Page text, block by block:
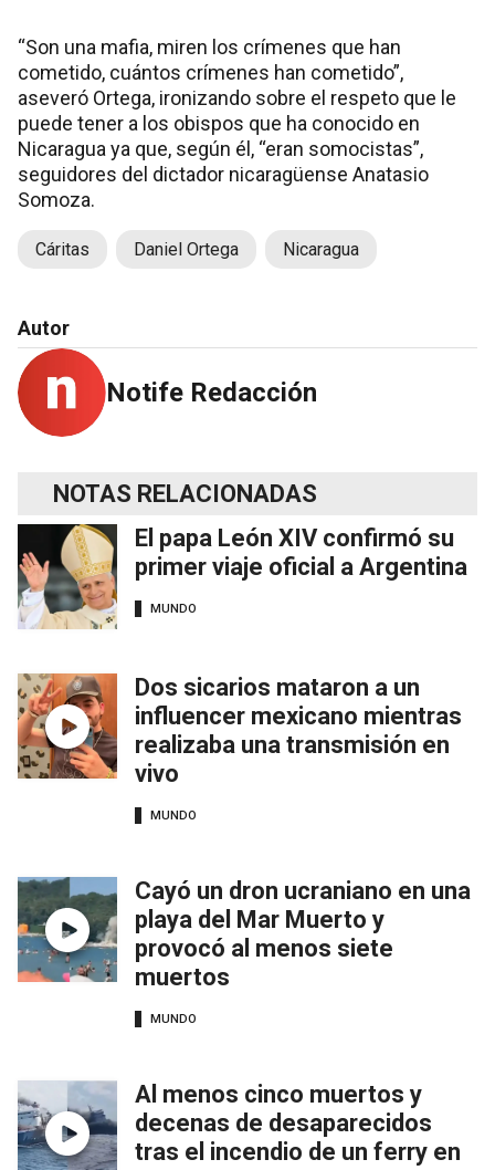
“Son una mafia, miren los crímenes que han
cometido, cuántos crímenes han cometido”,
aseveró Ortega, ironizando sobre el respeto que le
puede tener a los obispos que ha conocido en
Nicaragua ya que, según él, “eran somocistas”,
seguidores del dictador nicaragüense Anatasio
Somoza.
Cáritas Daniel Ortega Nicaragua
Autor
Notife Redacción
NOTAS RELACIONADAS
El papa León XIV confirmó su
primer viaje oficial a Argentina
MUNDO
Dos sicarios mataron a un
influencer mexicano mientras
realizaba una transmisión en
vivo
MUNDO
Cayó un dron ucraniano en una
playa del Mar Muerto y
provocó al menos siete
muertos
MUNDO
Al menos cinco muertos y
decenas de desaparecidos
tras el incendio de un ferry en